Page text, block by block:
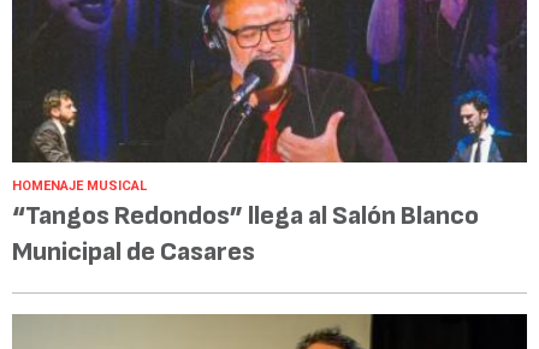
HOMENAJE MUSICAL
“Tangos Redondos” llega al Salón Blanco
Municipal de Casares